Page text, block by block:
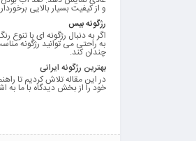
و از کیفیت بسیار بالایی
رژگونه بیس
اگر به دنبال رژگونه ای با
به راحتی می توانید رژگونه
چندان کند.
بهترین رژگونه ایرانی
در این مقاله تلاش کردیم تا
خود را از بخش دیدگاه با ما به